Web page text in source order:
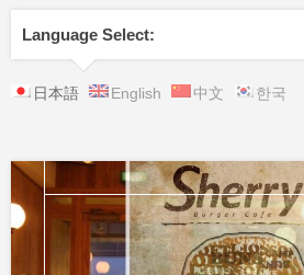
Language Select:
日本語 English 中文 한국